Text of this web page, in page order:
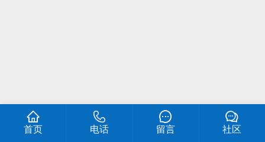
首页 电话 留言 社区